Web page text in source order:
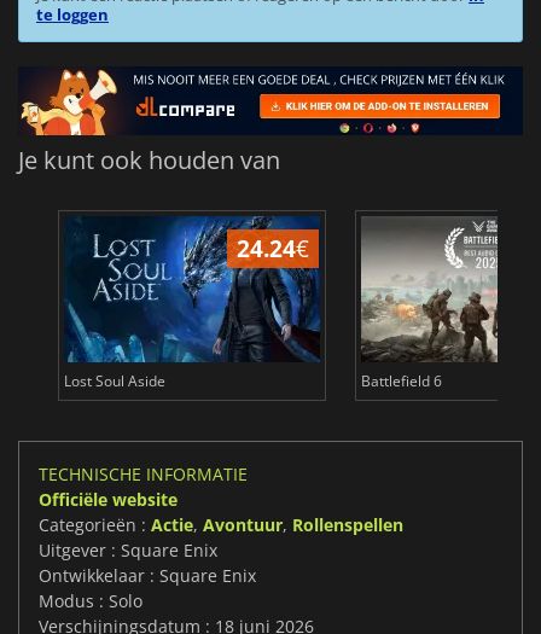
te loggen
Je kunt ook houden van
24.24€
Lost Soul Aside Battlefield 6
TECHNISCHE INFORMATIE
Officiële website
Categorieën : Actie, Avontuur, Rollenspellen
Uitgever : Square Enix
Ontwikkelaar : Square Enix
Modus : Solo
Verschijningsdatum : 18 juni 2026